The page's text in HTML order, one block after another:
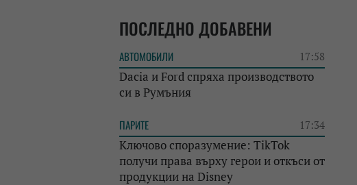
ПОСЛЕДНО ДОБАВЕНИ
АВТОМОБИЛИ 17:58
Dacia и Ford спряха производството
си в Румъния
ПАРИТЕ 17:34
Ключово споразумение: TikTok
получи права върху герои и откъси от
продукции на Disney